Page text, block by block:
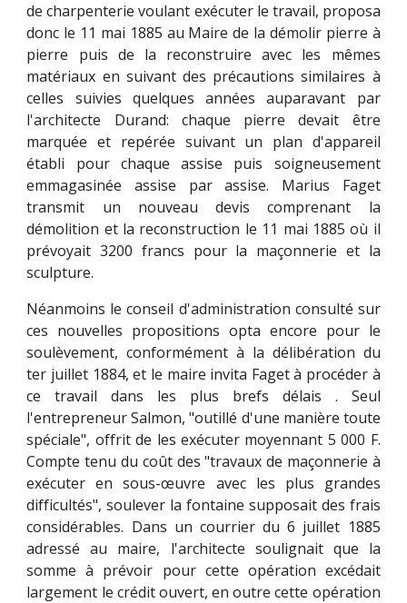
de charpenterie voulant exécuter le travail, proposa
donc le 11 mai 1885 au Maire de la démolir pierre à
pierre puis de la reconstruire avec les mêmes
matériaux en suivant des précautions similaires à
celles suivies quelques années auparavant par
l'architecte Durand: chaque pierre devait être
marquée et repérée suivant un plan d'appareil
établi pour chaque assise puis soigneusement
emmagasinée assise par assise. Marius Faget
transmit un nouveau devis comprenant la
démolition et la reconstruction le 11 mai 1885 où il
prévoyait 3200 francs pour la maçonnerie et la
sculpture.
Néanmoins le conseil d'administration consulté sur
ces nouvelles propositions opta encore pour le
soulèvement, conformément à la délibération du
ter juillet 1884, et le maire invita Faget à procéder à
ce travail dans les plus brefs délais . Seul
l'entrepreneur Salmon, "outillé d'une manière toute
spéciale", offrit de les exécuter moyennant 5 000 F.
Compte tenu du coût des "travaux de maçonnerie à
exécuter en sous-œuvre avec les plus grandes
difficultés", soulever la fontaine supposait des frais
considérables. Dans un courrier du 6 juillet 1885
adressé au maire, l'architecte soulignait que la
somme à prévoir pour cette opération excédait
largement le crédit ouvert, en outre cette opération